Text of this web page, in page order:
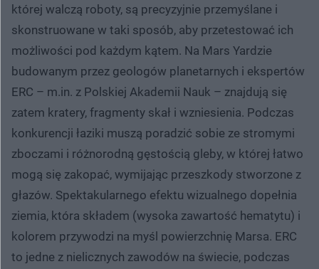
której walczą roboty, są precyzyjnie przemyślane i
skonstruowane w taki sposób, aby przetestować ich
możliwości pod każdym kątem. Na Mars Yardzie
budowanym przez geologów planetarnych i ekspertów
ERC – m.in. z Polskiej Akademii Nauk – znajdują się
zatem kratery, fragmenty skał i wzniesienia. Podczas
konkurencji łaziki muszą poradzić sobie ze stromymi
zboczami i różnorodną gęstością gleby, w której łatwo
mogą się zakopać, wymijając przeszkody stworzone z
głazów. Spektakularnego efektu wizualnego dopełnia
ziemia, która składem (wysoka zawartość hematytu) i
kolorem przywodzi na myśl powierzchnię Marsa. ERC
to jedne z nielicznych zawodów na świecie, podczas